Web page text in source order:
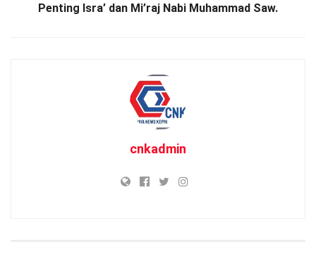
Penting Isra’ dan Mi’raj Nabi Muhammad Saw.
cnkadmin